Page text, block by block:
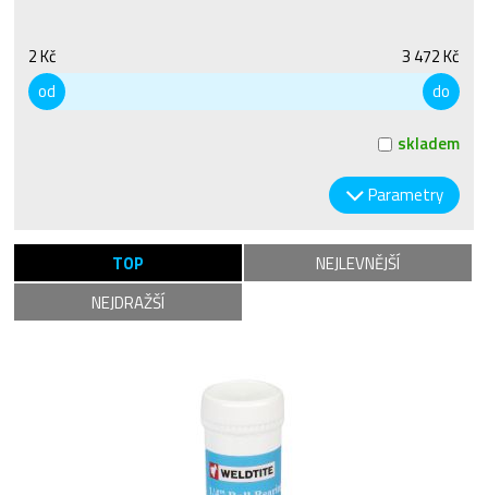
2 Kč
3 472 Kč
od
do
skladem
Parametry
TOP
NEJLEVNĚJŠÍ
NEJDRAŽŠÍ